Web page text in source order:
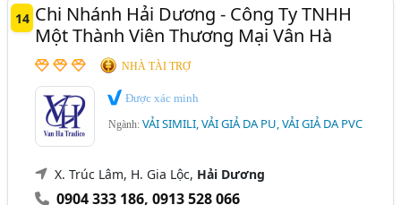
14 Chi Nhánh Hải Dương - Công Ty TNHH
Một Thành Viên Thương Mại Vân Hà
NHÀ TÀI TRỢ
Được xác minh
Ngành:VẢI SIMILI, VẢI GIẢ DA PU, VẢI GIẢ DA PVC
X. Trúc Lâm, H. Gia Lộc, Hải Dương
0904 333 186,0913 528 066